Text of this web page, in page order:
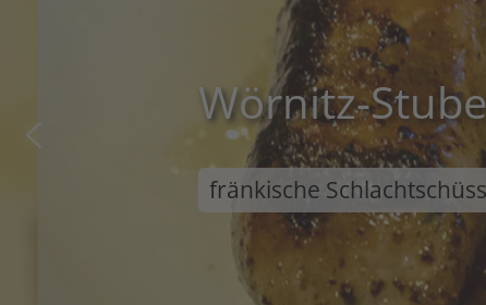
Wörnitz-
fränkische